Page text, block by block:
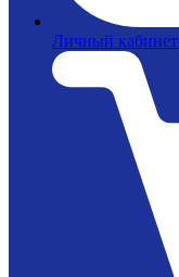
Личный кабинет